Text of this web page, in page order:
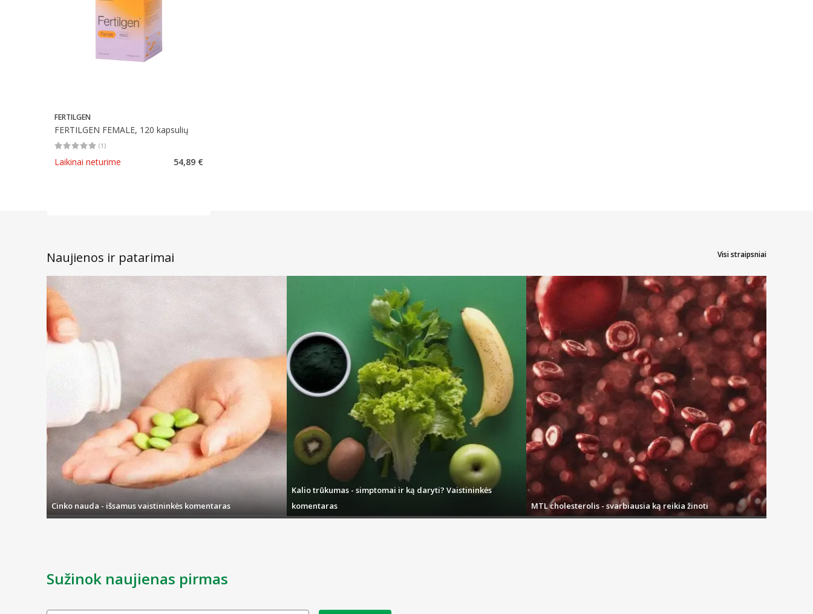
FERTILGEN
FERTILGEN FEMALE, 120 kapsulių
(1)
Vidutinis įvertinimas 5.00
Laikinai neturime 54,89 €
Naujienos ir patarimai Visi straipsniai
Cinko nauda - išsamus vaistininkės komentaras
Kalio trūkumas - simptomai ir ką daryti? Vaistininkės
komentaras
MTL cholesterolis - svarbiausia ką reikia žinoti
Sužinok naujienas pirmas